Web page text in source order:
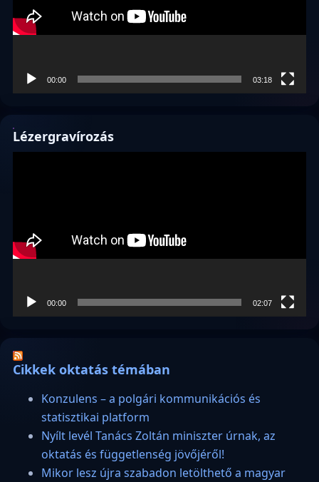
00:00 03:18
Lézergravírozás
00:00 02:07
Cikkek oktatás témában
Konzulens – a polgári kommunikációs és
statisztikai platform
Nyílt levél Tanács Zoltán miniszter úrnak, az
oktatás és függetlenség jövőjéről!
Mikor lesz újra szabadon letölthető a magyar